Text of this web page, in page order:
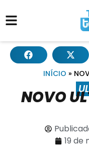
INÍCIO »
NOVO
19 de